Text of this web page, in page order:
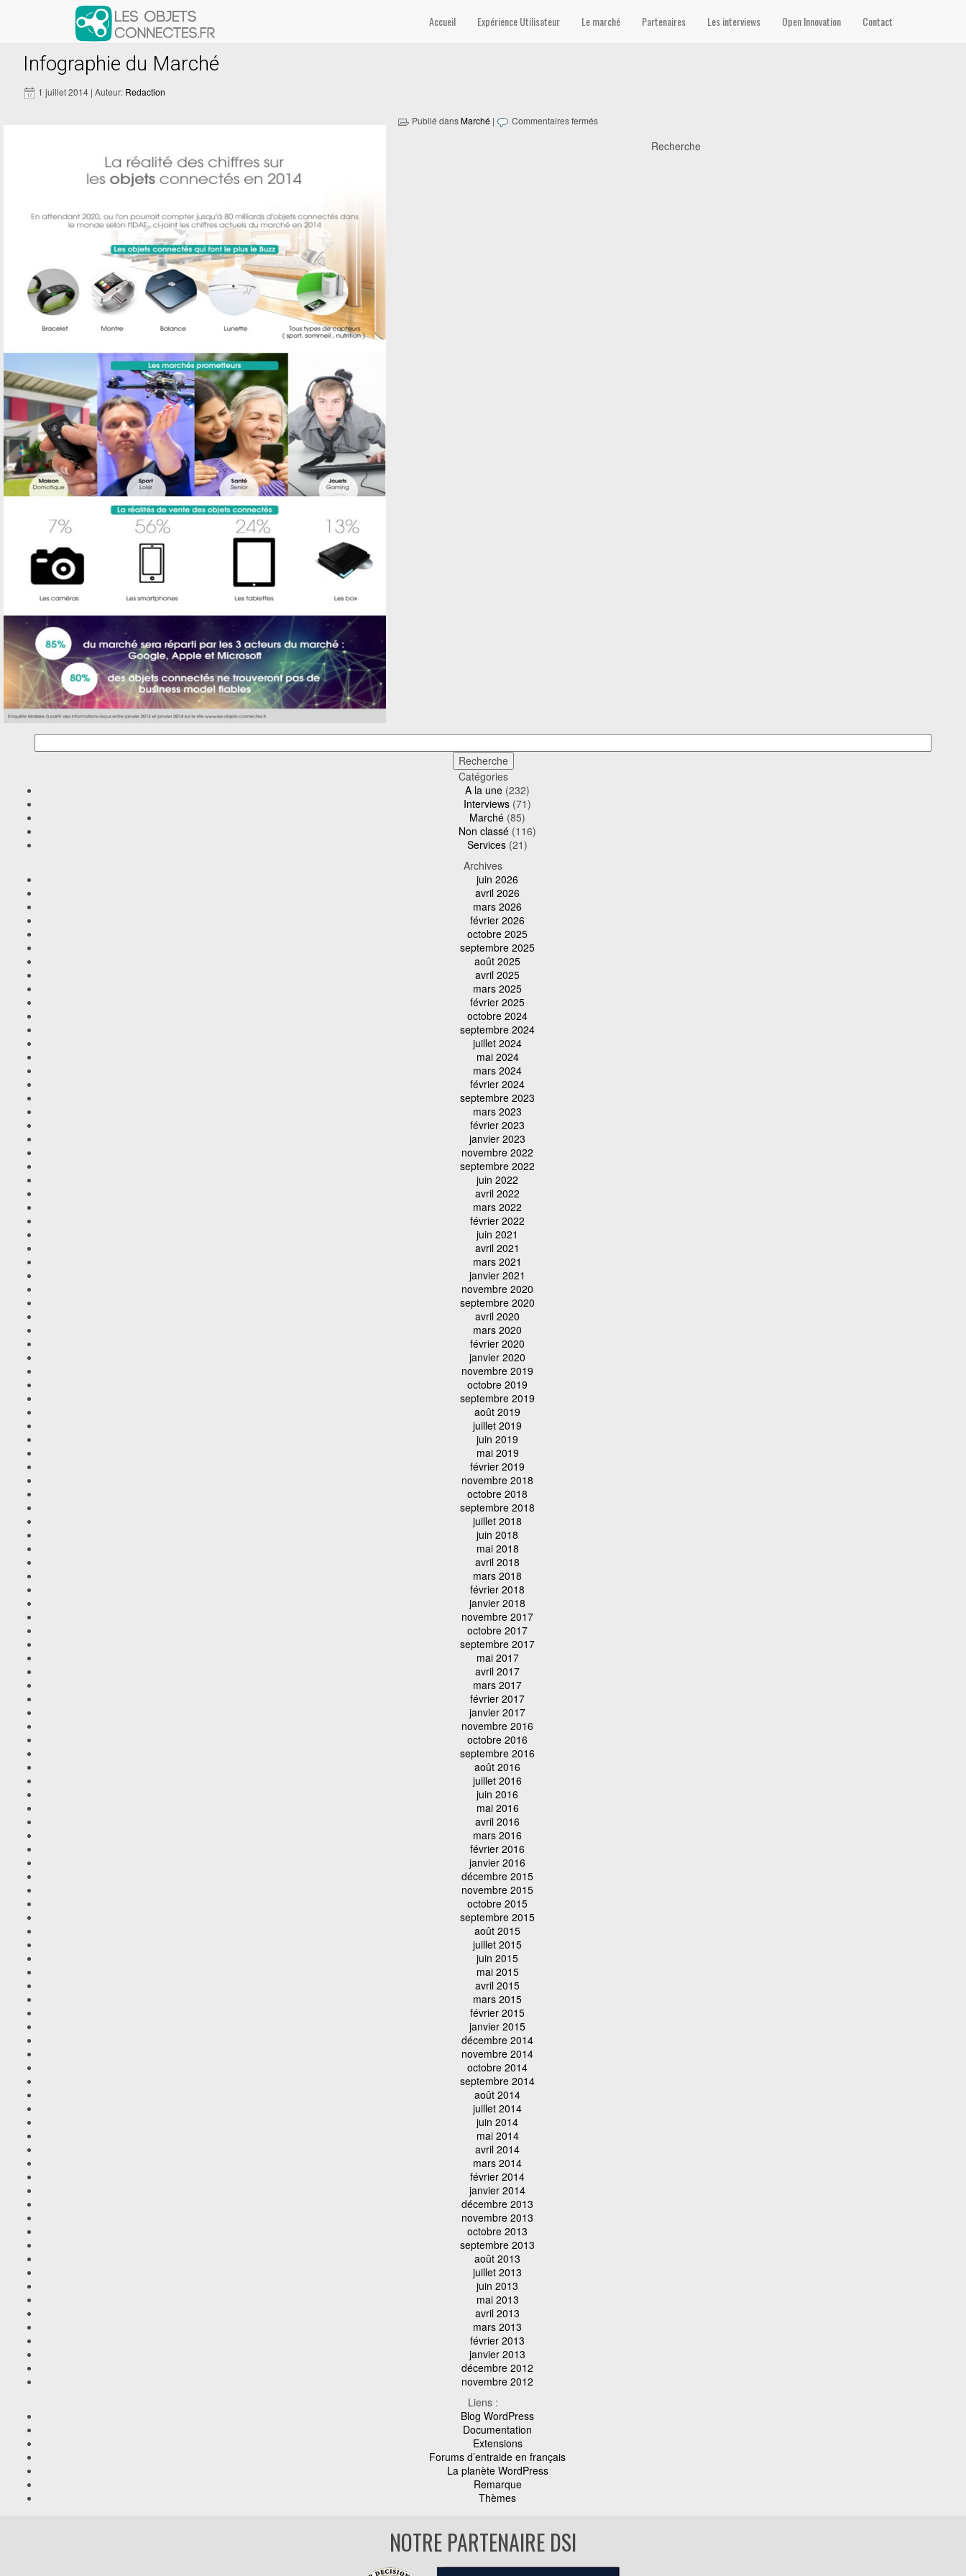
Accueil Expérience Utilisateur Le marché Partenaires Les interviews Open Innovation Contact
Articles avec le tag ‘infographie objet connecté’
Infographie du Marché
1 juillet 2014 | Auteur: Redaction
Publié dansMarché | Commentaires fermés
Recherche
Catégories
A la une (232)
Interviews (71)
Marché (85)
Non classé (116)
Services (21)
Archives
juin 2026
avril 2026
mars 2026
février 2026
octobre 2025
septembre 2025
août 2025
avril 2025
mars 2025
février 2025
octobre 2024
septembre 2024
juillet 2024
mai 2024
mars 2024
février 2024
septembre 2023
mars 2023
février 2023
janvier 2023
novembre 2022
septembre 2022
juin 2022
avril 2022
mars 2022
février 2022
juin 2021
avril 2021
mars 2021
janvier 2021
novembre 2020
septembre 2020
avril 2020
mars 2020
février 2020
janvier 2020
novembre 2019
octobre 2019
septembre 2019
août 2019
juillet 2019
juin 2019
mai 2019
février 2019
novembre 2018
octobre 2018
septembre 2018
juillet 2018
juin 2018
mai 2018
avril 2018
mars 2018
février 2018
janvier 2018
novembre 2017
octobre 2017
septembre 2017
mai 2017
avril 2017
mars 2017
février 2017
janvier 2017
novembre 2016
octobre 2016
septembre 2016
août 2016
juillet 2016
juin 2016
mai 2016
avril 2016
mars 2016
février 2016
janvier 2016
décembre 2015
novembre 2015
octobre 2015
septembre 2015
août 2015
juillet 2015
juin 2015
mai 2015
avril 2015
mars 2015
février 2015
janvier 2015
décembre 2014
novembre 2014
octobre 2014
septembre 2014
août 2014
juillet 2014
juin 2014
mai 2014
avril 2014
mars 2014
février 2014
janvier 2014
décembre 2013
novembre 2013
octobre 2013
septembre 2013
août 2013
juillet 2013
juin 2013
mai 2013
avril 2013
mars 2013
février 2013
janvier 2013
décembre 2012
novembre 2012
Liens :
Blog WordPress
Documentation
Extensions
Forums d’entraide en français
La planète WordPress
Remarque
Thèmes
NOTRE PARTENAIRE DSI